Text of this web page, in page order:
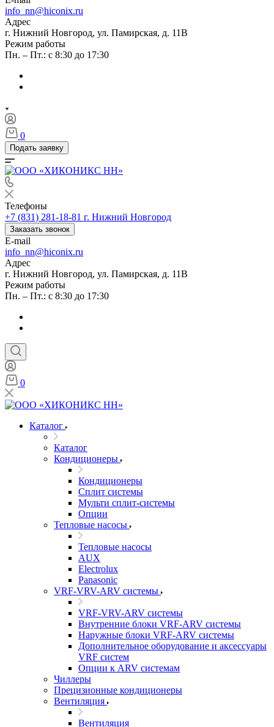
info_nn@hiconix.ru
Адрес
г. Нижний Новгород, ул. Памирская, д. 11В
Режим работы
Пн. – Пт.: с 8:30 до 17:30
0
Подать заявку
Телефоны
+7 (831) 281-18-81 г. Нижний Новгород
Заказать звонок
E-mail
info_nn@hiconix.ru
Адрес
г. Нижний Новгород, ул. Памирская, д. 11В
Режим работы
Пн. – Пт.: с 8:30 до 17:30
0
Каталог
Каталог
Кондиционеры
Кондиционеры
Сплит системы
Мульти сплит-системы
Опции
Тепловые насосы
Тепловые насосы
AUX
Electrolux
Panasonic
VRF-VRV-ARV системы
VRF-VRV-ARV системы
Внутренние блоки VRF-ARV системы
Наружные блоки VRF-ARV системы
Дополнительное оборудование и аксессуары
VRF систем
Опции к ARV системам
Чиллеры
Прецизионные кондиционеры
Вентиляция
Вентиляция